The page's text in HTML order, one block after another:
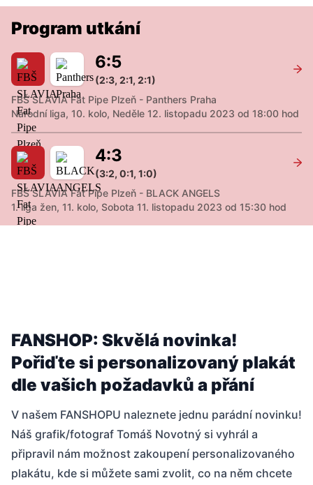
Program utkání
6:5
(2:3, 2:1, 2:1)
FBŠ SLAVIA Fat Pipe Plzeň - Panthers Praha
Národní liga, 10. kolo, Neděle 12. listopadu 2023 od 18:00 hod
4:3
(3:2, 0:1, 1:0)
FBŠ SLAVIA Fat Pipe Plzeň - BLACK ANGELS
1. liga žen, 11. kolo, Sobota 11. listopadu 2023 od 15:30 hod
FANSHOP: Skvělá novinka!
Pořiďte si personalizovaný plakát
dle vašich požadavků a přání
V našem FANSHOPU naleznete jednu parádní novinku!
Náš grafik/fotograf Tomáš Novotný si vyhrál a
připravil nám možnost zakoupení personalizovaného
plakátu, kde si můžete sami zvolit, co na něm chcete